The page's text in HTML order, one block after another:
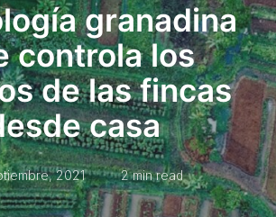
granadina
controla los
de las fincas
casa
2021 2 min read